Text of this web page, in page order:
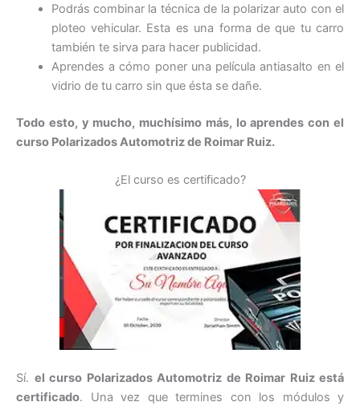
Podrás combinar la técnica de la polarizar auto con el
ploteo vehicular. Esta es una forma de que tu carro
también te sirva para hacer publicidad.
Aprendes a cómo poner una película antiasalto en el
vidrio de tu carro sin que ésta se dañe.
Todo esto, y mucho, muchísimo más, lo aprendes con el
curso Polarizados Automotriz de Roimar Ruiz.
¿El curso es certificado?
Sí. el curso Polarizados Automotriz de Roimar Ruiz está
certificado. Una vez que termines con los módulos y